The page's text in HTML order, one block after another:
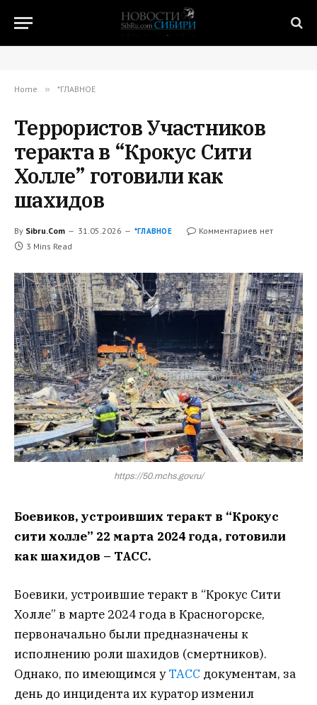
Home » *ГЛАВНОЕ
Террористов Участников
теракта в “Крокус Сити
Холле” готовили как
шахидов
By Sibru.Com 31.05.2026 *ГЛАВНОЕ
Комментариев нет
3 Mins Read
https://50.mchs.gov.ru/
Боевиков, устроивших теракт в “Крокус
сити холле” 22 марта 2024 года, готовили
как шахидов – ТАСС.
Боевики, устроившие теракт в “Крокус Сити
Холле” в марте 2024 года в Красногорске,
первоначально были предназначены к
исполнению роли шахидов (смертников).
Однако, по имеющимся уТАСС документам, за
день до инцидента их куратор изменил